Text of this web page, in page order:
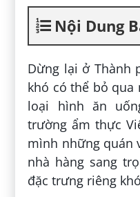
Nội Dung
Dừng lại ở Thành
khó có thể bỏ qua
loại hình ăn
trường ẩm thực
mình những quán
nhà hàng sang
đặc trưng riêng